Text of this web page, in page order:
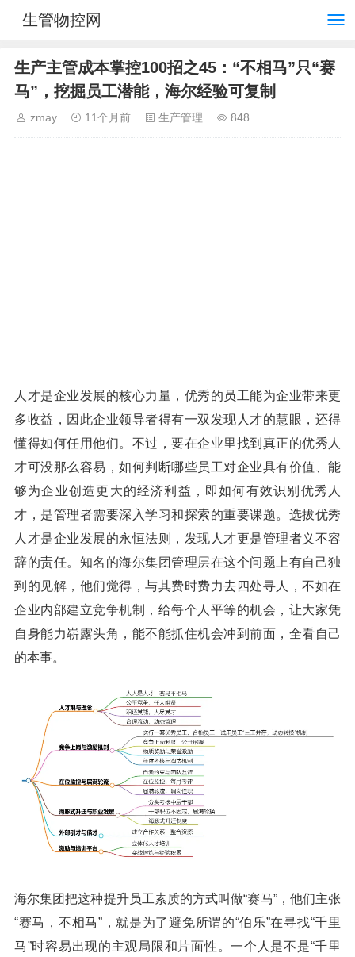
生管物控网
生产主管成本掌控100招之45：“不相马”只“赛
马”，挖掘员工潜能，海尔经验可复制
zmay 11个月前 生产管理 848
人才是企业发展的核心力量，优秀的员工能为企业带来更
多收益，因此企业领导者得有一双发现人才的慧眼，还得
懂得如何任用他们。不过，要在企业里找到真正的优秀人
才可没那么容易，如何判断哪些员工对企业具有价值、能
够为企业创造更大的经济利益，即如何有效识别优秀人
才，是管理者需要深入学习和探索的重要课题。选拔优秀
人才是企业发展的永恒法则，发现人才更是管理者义不容
辞的责任。知名的海尔集团管理层在这个问题上有自己独
到的见解，他们觉得，与其费时费力去四处寻人，不如在
企业内部建立竞争机制，给每个人平等的机会，让大家凭
自身能力崭露头角，能不能抓住机会冲到前面，全看自己
的本事。
海尔集团把这种提升员工素质的方式叫做“赛马”，他们主张
“赛马，不相马”，就是为了避免所谓的“伯乐”在寻找“千里
马”时容易出现的主观局限和片面性。一个人是不是“千里